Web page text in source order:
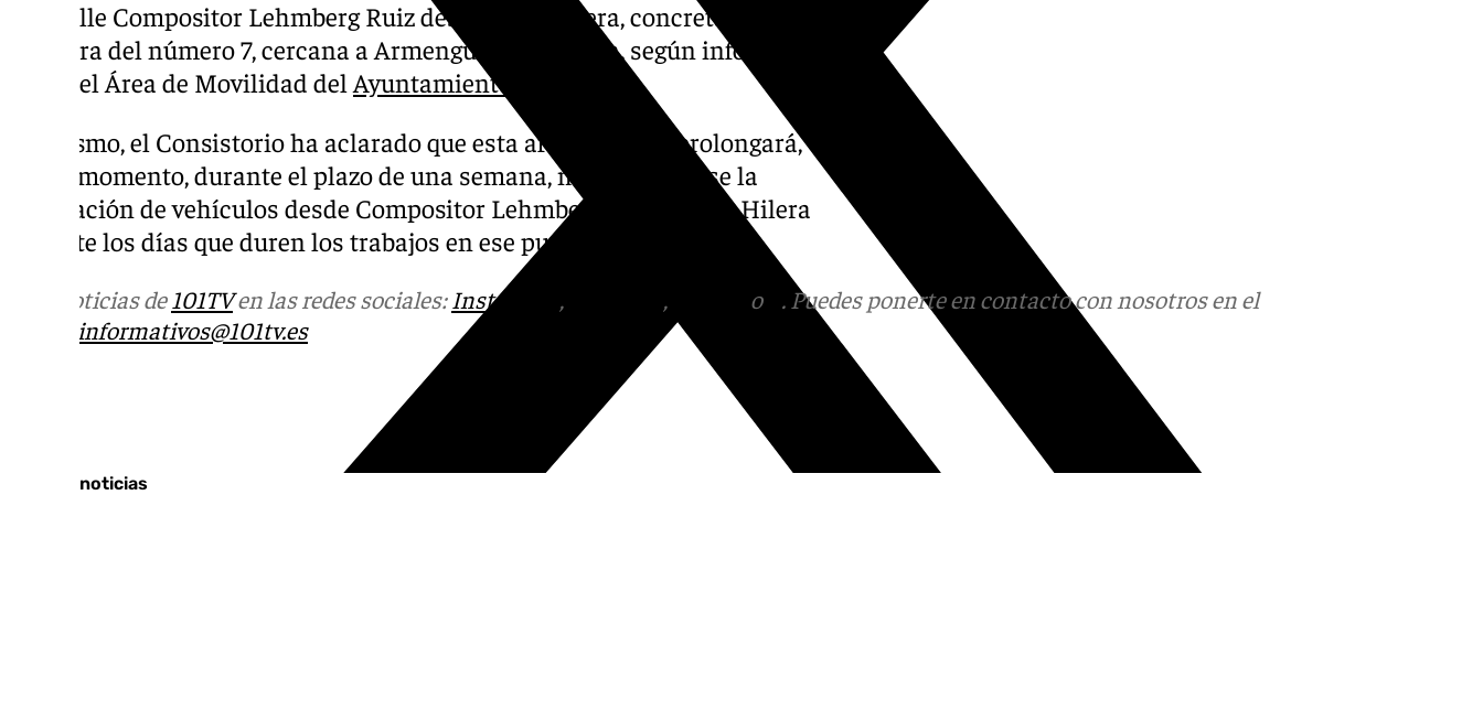
a la calle Compositor Lehmberg Ruiz desde calle Hilera, concretamente a
la altura del número 7, cercana a Armengual de la Mota, según informan
desde el Área de Movilidad del Ayuntamiento de Málaga .
Asimismo, el Consistorio ha aclarado que esta afectación se prolongará,
por el momento, durante el plazo de una semana, manteniéndose la
circulación de vehículos desde Compositor Lehmberg Ruiz a calle Hilera
durante los días que duren los trabajos en ese punto.
Más noticias de 101TVen las redes sociales: Instagram , , o
. Puedes ponerte en contacto con nosotros en el
informativos@101tv.es
Últimas noticias